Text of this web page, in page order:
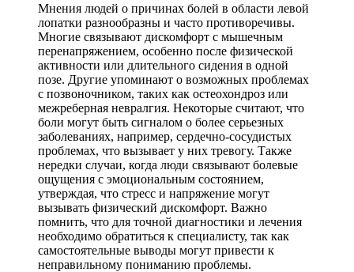
Мнения людей о причинах болей в области левой
лопатки разнообразны и часто противоречивы.
Многие связывают дискомфорт с мышечным
перенапряжением, особенно после физической
активности или длительного сидения в одной
позе. Другие упоминают о возможных проблемах
с позвоночником, таких как остеохондроз или
межреберная невралгия. Некоторые считают, что
боли могут быть сигналом о более серьезных
заболеваниях, например, сердечно-сосудистых
проблемах, что вызывает у них тревогу. Также
нередки случаи, когда люди связывают болевые
ощущения с эмоциональным состоянием,
утверждая, что стресс и напряжение могут
вызывать физический дискомфорт. Важно
помнить, что для точной диагностики и лечения
необходимо обратиться к специалисту, так как
самостоятельные выводы могут привести к
неправильному пониманию проблемы.